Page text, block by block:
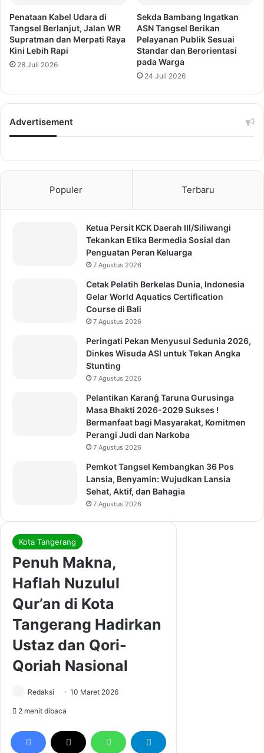
Penataan Kabel Udara di
Tangsel Berlanjut, Jalan WR
Supratman dan Merpati Raya
Kini Lebih Rapi
28 Juli 2026
Sekda Bambang Ingatkan
ASN Tangsel Berikan
Pelayanan Publik Sesuai
Standar dan Berorientasi
pada Warga
24 Juli 2026
Advertisement
Populer Terbaru
Ketua Persit KCK Daerah III/Siliwangi
Tekankan Etika Bermedia Sosial dan
Penguatan Peran Keluarga
7 Agustus 2026
Cetak Pelatih Berkelas Dunia, Indonesia
Gelar World Aquatics Certification
Course di Bali
7 Agustus 2026
Peringati Pekan Menyusui Sedunia 2026,
Dinkes Wisuda ASI untuk Tekan Angka
Stunting
7 Agustus 2026
Pelantikan Karanĝ Taruna Gurusinga
Masa Bhakti 2026-2029 Sukses !
Bermanfaat bagi Masyarakat, Komitmen
Perangi Judi dan Narkoba
7 Agustus 2026
Pemkot Tangsel Kembangkan 36 Pos
Lansia, Benyamin: Wujudkan Lansia
Sehat, Aktif, dan Bahagia
7 Agustus 2026